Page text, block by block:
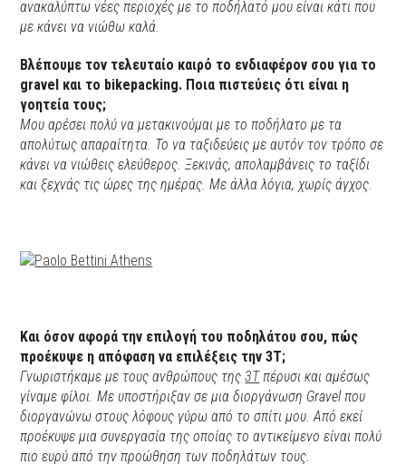
ανακαλύπτω νέες περιοχές με το ποδήλατό μου είναι κάτι που
με κάνει να νιώθω καλά.
Βλέπουμε τον τελευταίο καιρό το ενδιαφέρον σου για το
gravel και το bikepacking. Ποια πιστεύεις ότι είναι η
γοητεία τους;
Μου αρέσει πολύ να μετακινούμαι με το ποδήλατο με τα
απολύτως απαραίτητα. Το να ταξιδεύεις με αυτόν τον τρόπο σε
κάνει να νιώθεις ελεύθερος. Ξεκινάς, απολαμβάνεις το ταξίδι
και ξεχνάς τις ώρες της ημέρας. Με άλλα λόγια, χωρίς άγχος.
Και όσον αφορά την επιλογή του ποδηλάτου σου, πώς
προέκυψε η απόφαση να επιλέξεις την 3T;
Γνωριστήκαμε με τους ανθρώπους της3Tπέρυσι και αμέσως
γίναμε φίλοι. Με υποστήριξαν σε μια διοργάνωση Gravel που
διοργανώνω στους λόφους γύρω από το σπίτι μου. Από εκεί
προέκυψε μια συνεργασία της οποίας το αντικείμενο είναι πολύ
πιο ευρύ από την προώθηση των ποδηλάτων τους.